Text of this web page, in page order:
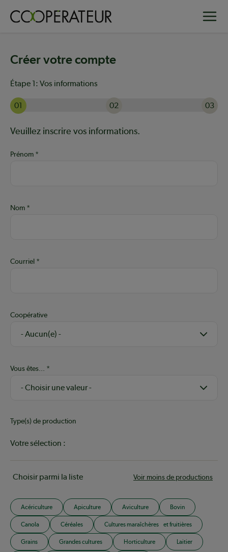
Créer votre compte
Étape 1: Vos informations
01 02
03
Aide :
Veuillez inscrire vos informations.
Prénom
Nom
Courriel
Coopérative
Vous êtes...
Type(s) de production
Votre sélection :
Choisir parmi la liste Voir moins de productions
Acériculture Apiculture Aviculture Bovin
Canola Céréales Cultures maraîchères et fruitières
Grains Grandes cultures Horticulture Laitier